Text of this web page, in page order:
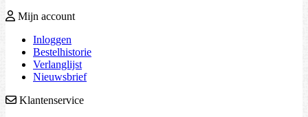
Mijn account
Inloggen
Bestelhistorie
Verlanglijst
Nieuwsbrief
Klantenservice